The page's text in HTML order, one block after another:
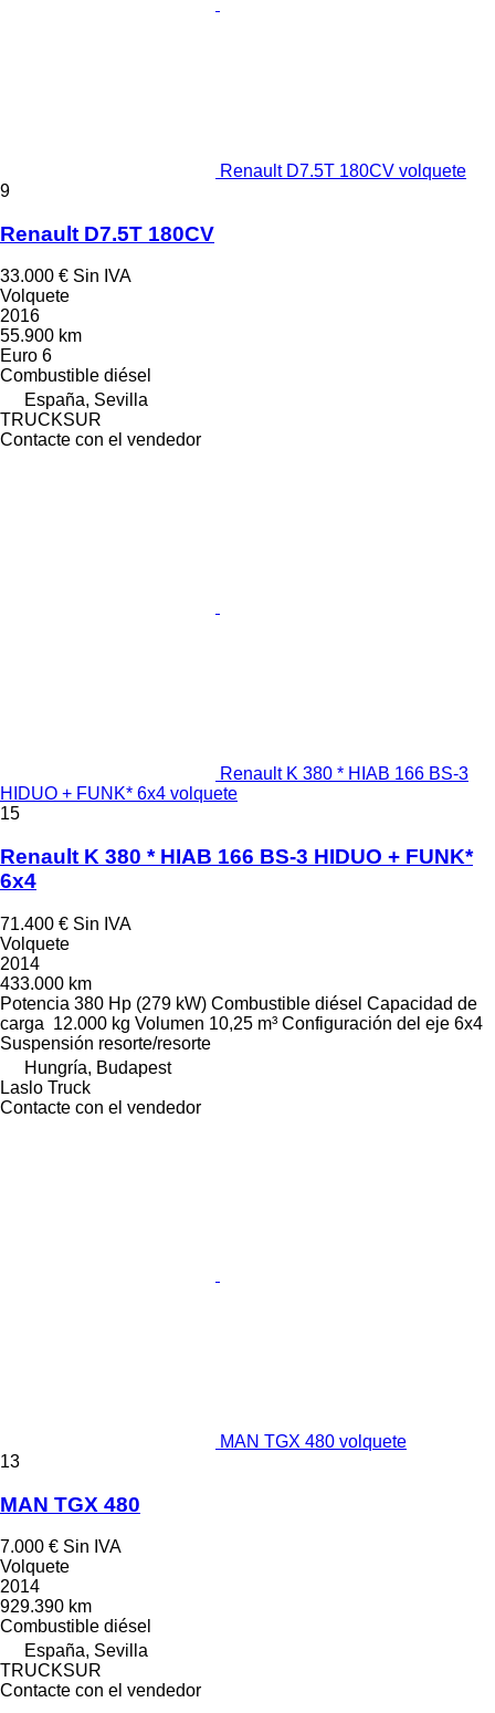
Renault D7.5T 180CV volquete
9
Renault D7.5T 180CV
33.000 € Sin IVA
Volquete
2016
55.900 km
Euro 6
Combustible diésel
España, Sevilla
TRUCKSUR
Contacte con el vendedor
Renault K 380 * HIAB 166 BS-3
HIDUO + FUNK* 6x4 volquete
15
Renault K 380 * HIAB 166 BS-3 HIDUO + FUNK*
6x4
71.400 € Sin IVA
Volquete
2014
433.000 km
Potencia 380 Hp (279 kW) Combustible diésel Capacidad de
carga 12.000 kg Volumen 10,25 m³ Configuración del eje 6x4
Suspensión resorte/resorte
Hungría, Budapest
Laslo Truck
Contacte con el vendedor
MAN TGX 480 volquete
13
MAN TGX 480
7.000 € Sin IVA
Volquete
2014
929.390 km
Combustible diésel
España, Sevilla
TRUCKSUR
Contacte con el vendedor